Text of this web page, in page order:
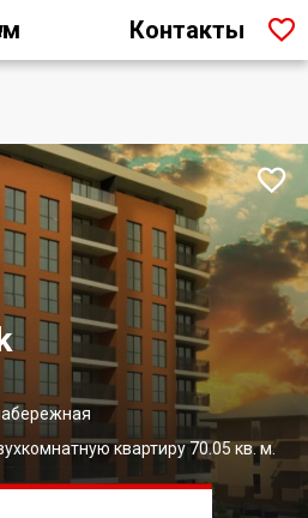
Контакты 
квартиру 70.05 кв. м.
